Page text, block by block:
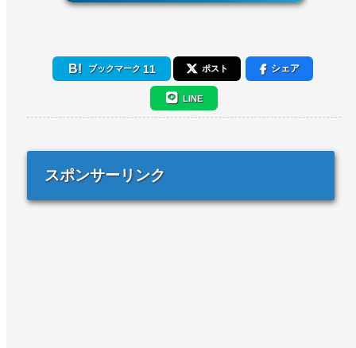
ブックマーク 11 ポスト シェア
LINE
スポンサーリンク